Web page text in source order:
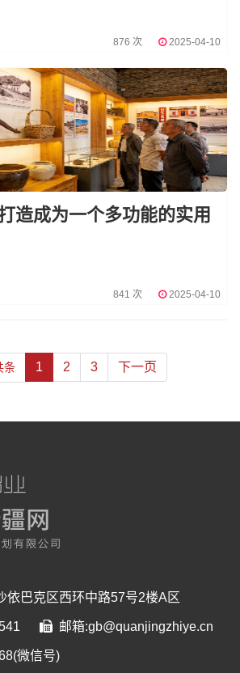
876 次 2025-04-10
造成为一个多功能的实用
841 次 2025-04-10
条 1 2 3 下一页
依巴克区西环中路57号2楼A区
邮箱:gb@quanjingzhiye.cn
微信号)